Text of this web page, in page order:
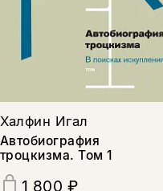
Халфин Игал
Автобиография
троцкизма. Том 1
1 800 ₽